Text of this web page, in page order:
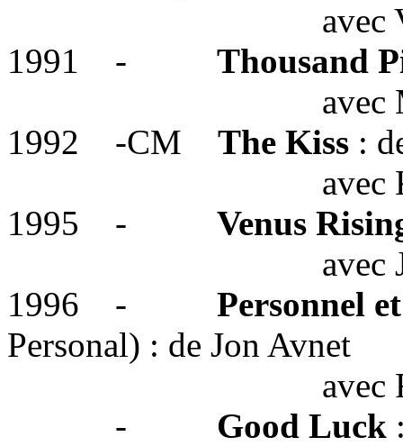
avec
1991
-
Thousand
avec
1992
-CM The Kiss :
avec
1995
-
Venus
avec
1996
-
Personnel
Personal) : de Jon Avnet
avec
-
Good Luck